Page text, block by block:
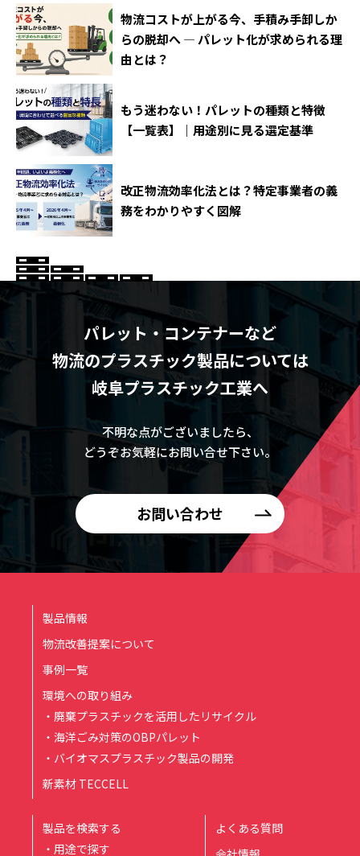
物流コストが上がる今、手積み手卸しか
らの脱却へ ― パレット化が求められる理
由とは？
もう迷わない！パレットの種類と特徴
【一覧表】｜用途別に見る選定基準
改正物流効率化法とは？特定事業者の義
務をわかりやすく図解
パレット・コンテナーなど
物流のプラスチック製品については
岐阜プラスチック工業へ
不明な点がございましたら、
どうぞお気軽にお問い合せ下さい。
お問い合わせ
製品情報
物流改善提案について
事例一覧
環境への取り組み
・廃棄プラスチックを活用したリサイクル
・海洋ごみ対策のOBPパレット
・バイオマスプラスチック製品の開発
新素材 TECCELL
製品を検索する
・用途で探す
よくある質問